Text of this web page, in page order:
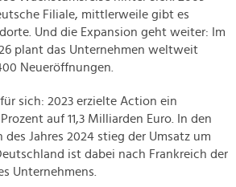
Filiale, mittlerweile gibt es
Und die Expansion geht weiter: Im
plant das Unternehmen weltweit
Neueröffnungen.
sich: 2023 erzielte Action ein
auf 11,3 Milliarden Euro. In den
Jahres 2024 stieg der Umsatz um
ist dabei nach Frankreich der
Unternehmens.